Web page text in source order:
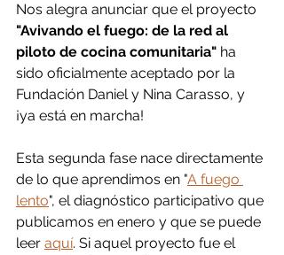
Nos alegra anunciar que el proyecto
"Avivando el fuego: de la red al
piloto de cocina comunitaria" ha
sido oficialmente aceptado por la
Fundación Daniel y Nina Carasso, y
¡ya está en marcha!
Esta segunda fase nace directamente
de lo que aprendimos en "A fuego
lento", el diagnóstico participativo que
publicamos en enero y que se puede
leer aquí. Si aquel proyecto fue el